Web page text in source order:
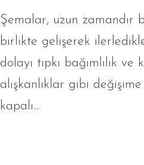
Şemalar, uzun zamandır
birlikte gelişerek
dolayı tıpkı bağımlılık ve
alışkanlıklar gibi
kapalı...